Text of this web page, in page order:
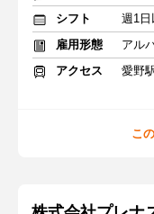
シフト
雇用形態
アル
アクセス
愛野
こ